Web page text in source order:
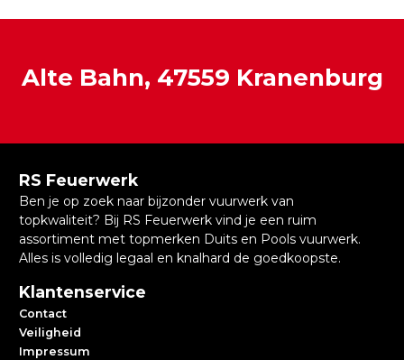
Alte Bahn, 47559 Kranenburg
RS Feuerwerk
Ben je op zoek naar bijzonder vuurwerk van
topkwaliteit? Bij RS Feuerwerk vind je een ruim
assortiment met topmerken Duits en Pools vuurwerk.
Alles is volledig legaal en knalhard de goedkoopste.
Klantenservice
Contact
Veiligheid
Impressum